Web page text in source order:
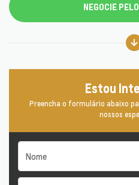
NEGOCIE
Estou
Preencha o formulário abaixo
nossos